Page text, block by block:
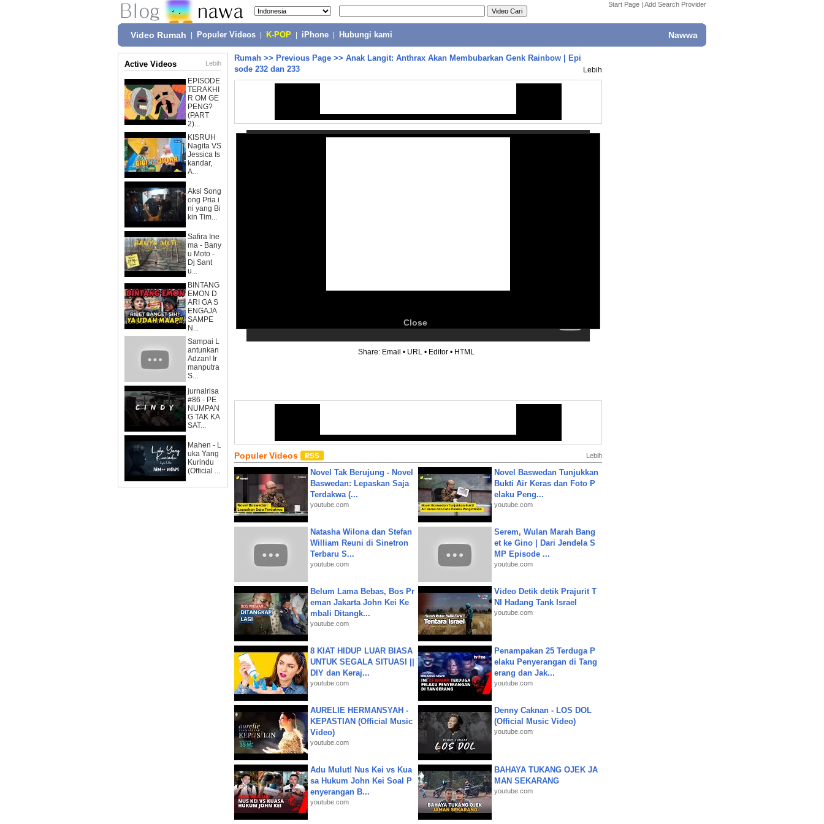
Start Page | Add Search Provider
Video Rumah Populer Videos K-POP iPhone Hubungi kami Nawwa
Active Videos Lebih
EPISODE
TERAKHI
R OM GE
PENG?
(PART
2)...
KISRUH
Nagita VS
Jessica Is
kandar,
A...
Aksi Song
ong Pria i
ni yang Bi
kin Tim...
Safira Ine
ma - Bany
u Moto -
Dj Sant
u...
BINTANG
EMON D
ARI GA S
ENGAJA
SAMPE
N...
Sampai L
antunkan
Adzan! Ir
manputra
S...
jurnalrisa
#86 - PE
NUMPAN
G TAK KA
SAT...
Mahen - L
uka Yang
Kurindu
(Official ...
Rumah >> Previous Page >> Anak Langit: Anthrax Akan Membubarkan Genk Rainbow | Epi
sode 232 dan 233
Lebih
Close
Share: Email • URL • Editor • HTML
Populer Videos Lebih
Novel Tak Berujung - Novel
Baswedan: Lepaskan Saja
Terdakwa (...
youtube.com
Novel Baswedan Tunjukkan
Bukti Air Keras dan Foto P
elaku Peng...
youtube.com
Natasha Wilona dan Stefan
William Reuni di Sinetron
Terbaru S...
youtube.com
Serem, Wulan Marah Bang
et ke Gino | Dari Jendela S
MP Episode ...
youtube.com
Belum Lama Bebas, Bos Pr
eman Jakarta John Kei Ke
mbali Ditangk...
youtube.com
Video Detik detik Prajurit T
NI Hadang Tank Israel
youtube.com
8 KIAT HIDUP LUAR BIASA
UNTUK SEGALA SITUASI ||
DIY dan Keraj...
youtube.com
Penampakan 25 Terduga P
elaku Penyerangan di Tang
erang dan Jak...
youtube.com
AURELIE HERMANSYAH -
KEPASTIAN (Official Music
Video)
youtube.com
Denny Caknan - LOS DOL
(Official Music Video)
youtube.com
Adu Mulut! Nus Kei vs Kua
sa Hukum John Kei Soal P
enyerangan B...
youtube.com
BAHAYA TUKANG OJEK JA
MAN SEKARANG
youtube.com